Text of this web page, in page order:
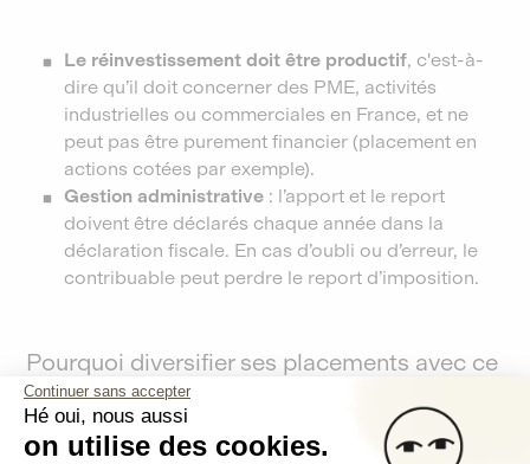
Le réinvestissement doit être productif, c'est-à-
dire qu’il doit concerner des PME, activités
industrielles ou commerciales en France, et ne
peut pas être purement financier (placement en
actions cotées par exemple).
Gestion administrative : l’apport et le report
doivent être déclarés chaque année dans la
déclaration fiscale. En cas d’oubli ou d’erreur, le
contribuable peut perdre le report d’imposition.
Pourquoi diversifier ses placements avec ce
mécanisme ?
Le dispositif de l’apport-cession permet de diversifier
Continuer sans accepter
Hé oui, nous aussi
on utilise des cookies.